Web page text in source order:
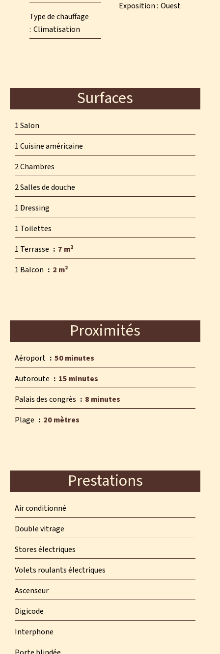
Type de chauffage
Climatisation
Exposition Ouest
Surfaces
1 Salon
1 Cuisine américaine
2 Chambres
2 Salles de douche
1 Dressing
1 Toilettes
1 Terrasse
7 m²
1 Balcon
2 m²
Proximités
Aéroport
50 minutes
Autoroute
15 minutes
Palais des congrès
8 minutes
Plage
20 mètres
Prestations
Air conditionné
Double vitrage
Stores électriques
Volets roulants électriques
Ascenseur
Digicode
Interphone